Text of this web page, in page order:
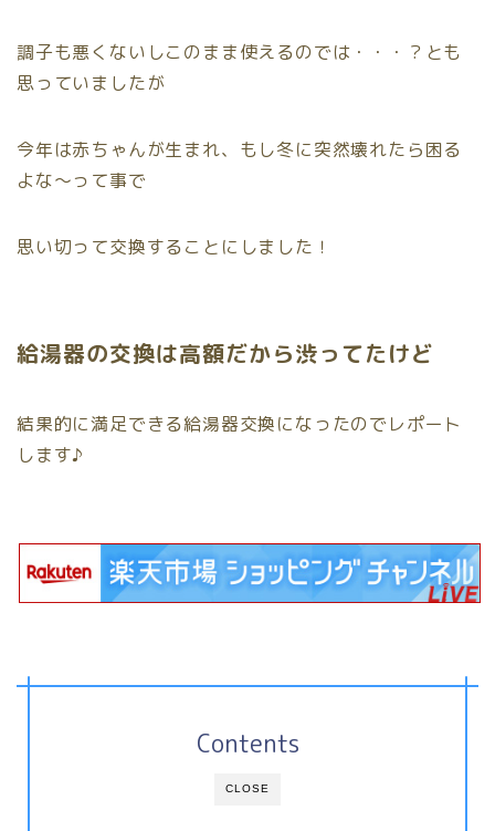
調子も悪くないしこのまま使えるのでは・・・？とも
思っていましたが
今年は赤ちゃんが生まれ、もし冬に突然壊れたら困る
よな〜って事で
思い切って交換することにしました！
給湯器の交換は高額だから渋ってたけど
結果的に満足できる給湯器交換になったのでレポート
します♪
CLOSE
Contents